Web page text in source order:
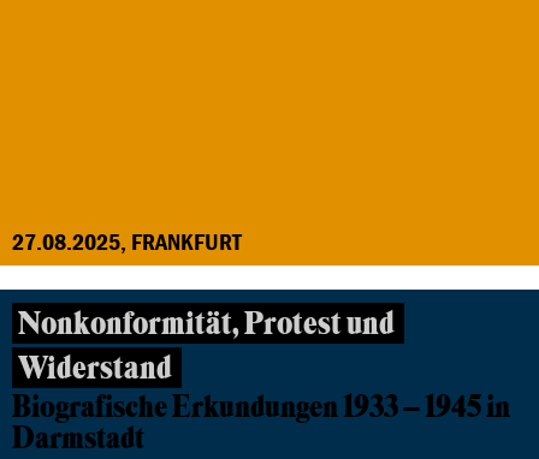
27.08.2025, FRANKFURT
Nonkonformität, Protest und
Widerstand
Biografische Erkundungen 1933 – 1945 in
Darmstadt